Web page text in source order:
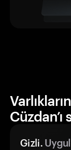
Gizli.